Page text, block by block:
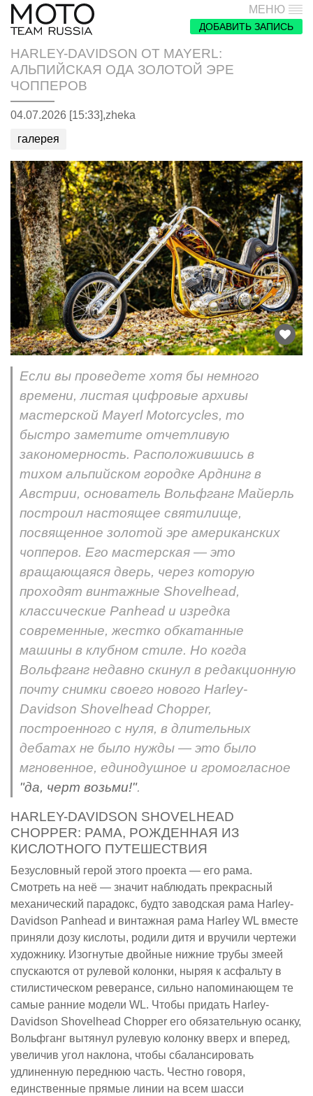
МЕНЮ
ДОБАВИТЬ ЗАПИСЬ
HARLEY-DAVIDSON ОТ MAYERL:
АЛЬПИЙСКАЯ ОДА ЗОЛОТОЙ ЭРЕ
ЧОППЕРОВ
04.07.2026 [15:33],zheka
галерея
Если вы проведете хотя бы немного
времени, листая цифровые архивы
мастерской Mayerl Motorcycles, то
быстро заметите отчетливую
закономерность. Расположившись в
тихом альпийском городке Арднинг в
Австрии, основатель Вольфганг Майерль
построил настоящее святилище,
посвященное золотой эре американских
чопперов. Его мастерская — это
вращающаяся дверь, через которую
проходят винтажные Shovelhead,
классические Panhead и изредка
современные, жестко обкатанные
машины в клубном стиле. Но когда
Вольфганг недавно скинул в редакционную
почту снимки своего нового Harley-
Davidson Shovelhead Chopper,
построенного с нуля, в длительных
дебатах не было нужды — это было
мгновенное, единодушное и громогласное
"да, черт возьми!".
HARLEY-DAVIDSON SHOVELHEAD
CHOPPER: РАМА, РОЖДЕННАЯ ИЗ
КИСЛОТНОГО ПУТЕШЕСТВИЯ
Безусловный герой этого проекта — его рама.
Смотреть на неё — значит наблюдать прекрасный
механический парадокс, будто заводская рама Harley-
Davidson Panhead и винтажная рама Harley WL вместе
приняли дозу кислоты, родили дитя и вручили чертежи
художнику. Изогнутые двойные нижние трубы змеей
спускаются от рулевой колонки, ныряя к асфальту в
стилистическом реверансе, сильно напоминающем те
самые ранние модели WL. Чтобы придать Harley-
Davidson Shovelhead Chopper его обязательную осанку,
Вольфганг вытянул рулевую колонку вверх и вперед,
увеличив угол наклона, чтобы сбалансировать
удлиненную переднюю часть. Честно говоря,
единственные прямые линии на всем шасси